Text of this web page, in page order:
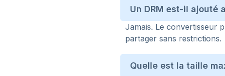
Un DRM est-il ajouté
Jamais. Le convertisseur
partager sans restrictions.
Quelle est la taille